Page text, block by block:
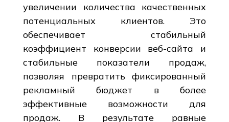
увеличении количества качественных
потенциальных клиентов. Это
обеспечивает стабильный
коэффициент конверсии веб-сайта и
стабильные показатели продаж,
позволяя превратить фиксированный
рекламный бюджет в более
эффективные возможности для
продаж. В результате равные